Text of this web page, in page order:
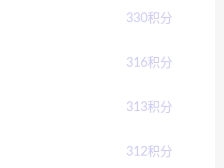
330积分
316积分
313积分
312积分